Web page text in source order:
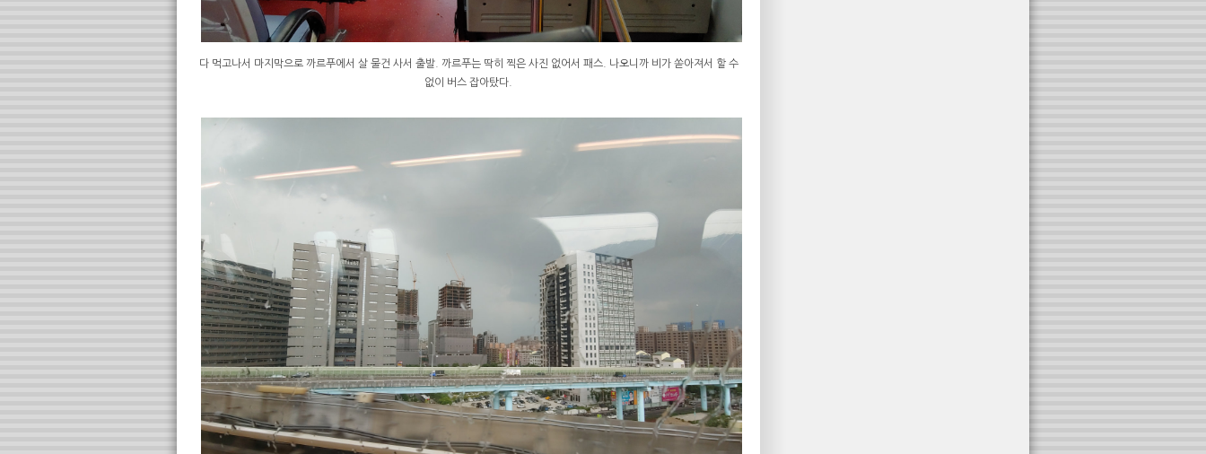
다 먹고나서 마지막으로 까르푸에서 살 물건 사서 출발. 까르푸는 딱히 찍은 사진 없어서 패스. 나오니까 비가 쏟아져서 할 수
없이 버스 잡아탔다.